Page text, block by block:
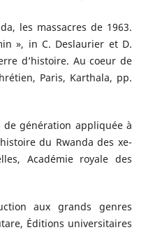
les massacres de 1963.
», in C. Deslaurier et D.
d’histoire. Au coeur de
Paris, Karthala, pp.
de génération appliquée à
du Rwanda des xe-
Académie royale des
aux grands genres
Éditions universitaires